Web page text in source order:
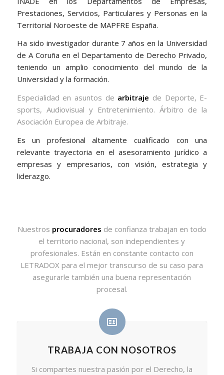
Prestaciones, Servicios, Particulares y Personas en la
Territorial Noroeste de MAPFRE España.
Ha sido investigador durante 7 años en la Universidad
de A Coruña en el Departamento de Derecho Privado,
teniendo un amplio conocimiento del mundo de la
Universidad y la formación.
Especialidad en asuntos de arbitraje de Deporte, E-
sports, Audiovisual y Entretenimiento. Árbitro de la
Asociación Europea de Arbitraje.
Es un profesional altamente cualificado con una
relevante trayectoria en el asesoramiento jurídico a
empresas y empresarios, con visión, estrategia y
liderazgo.
Nuestros procuradores de confianza trabajan en todo
el territorio nacional, son independientes y
profesionales. Están en constante contacto con
LETRADOX para el mejor transcurso de su caso para
asegurarle también una buena representación
procesal.
TRABAJA CON NOSOTROS
Si compartes nuestra pasión por el Derecho, la